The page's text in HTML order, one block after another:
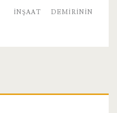
İNŞAAT DEMIRININ